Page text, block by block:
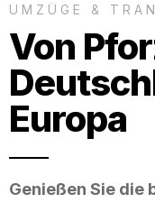
UMZÜGE &
Von
Europa
Genießen Sie die